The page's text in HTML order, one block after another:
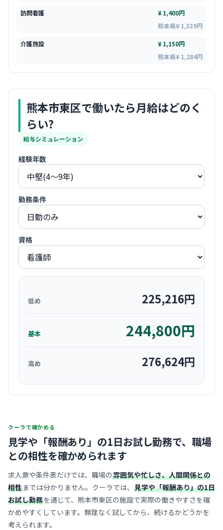
訪問看護
¥ 1,400円
熊本県¥ 1,539円
介護施設
¥ 1,150円
熊本県¥ 1,284円
熊本市東区で働いたら月給はどのく
らい?
給与シミュレーション
経験年数
勤務条件
資格
低め 225,216円
基本 244,800円
高め 276,624円
クーラで確かめる
見学や「報酬あり」の1日お試し勤務で、 職場
との相性を確かめられます
求人票や条件表だけでは、職場の雰囲気や忙しさ、人間関係との
相性までは分かりません。クーラでは、 見学や「報酬あり」の1日
お試し勤務を通じて、熊本市東区の施設で実際の働きやすさを確
かめやすくしています。無理なく試してから、続けるかどうかを
考えられます。